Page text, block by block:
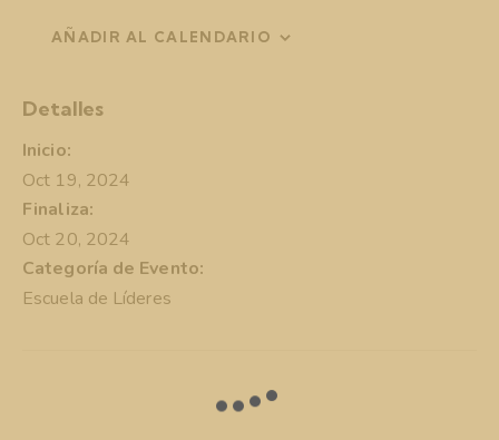
AÑADIR AL CALENDARIO
Detalles
Inicio:
Oct 19, 2024
Finaliza:
Oct 20, 2024
Categoría de Evento:
Escuela de Líderes